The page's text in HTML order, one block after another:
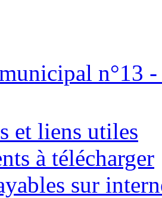
n°13
et liens utiles
à télécharger
sur